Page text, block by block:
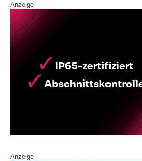
Anzeige
Anzeige